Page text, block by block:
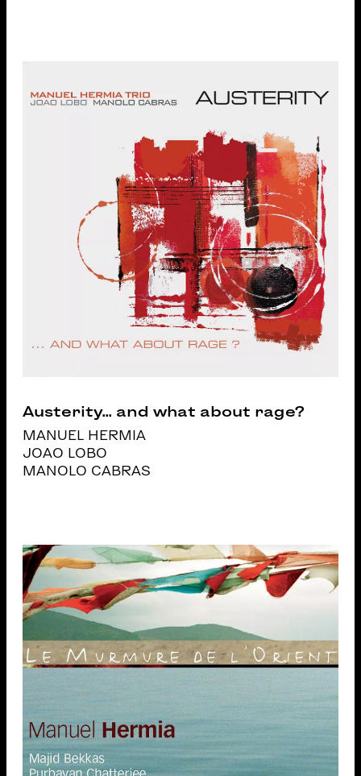
Austerity... and what about rage?
MANUEL HERMIA
JOAO LOBO
MANOLO CABRAS